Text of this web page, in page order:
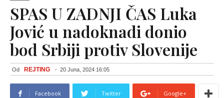
SPAS U ZADNJI ČAS Luka
Jović u nadoknadi donio
bod Srbiji protiv Slovenije
Od REJTING - 20 Juna, 2024 16:05
Facebook Twitter Google+